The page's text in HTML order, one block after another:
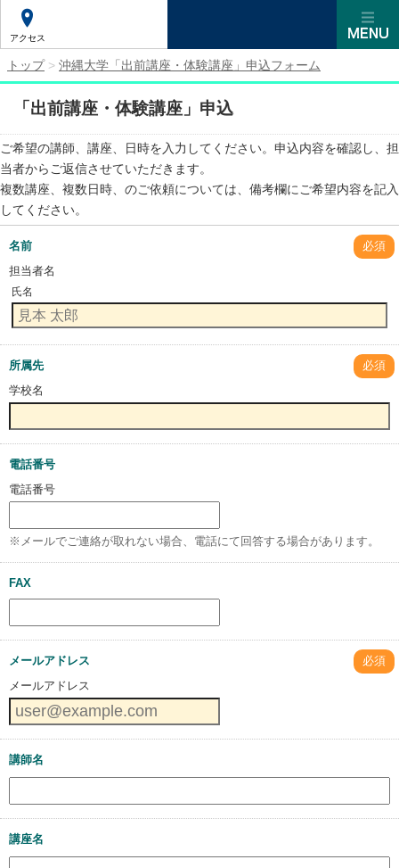
アクセス
トップ > 沖縄大学「出前講座・体験講座」申込フォーム
「出前講座・体験講座」申込
ご希望の講師、講座、日時を入力してください。申込内容を確認し、担
当者からご返信させていただきます。
複数講座、複数日時、のご依頼については、備考欄にご希望内容を記入
してください。
名前
必須
担当者名
氏名
所属先
必須
学校名
電話番号
電話番号
※メールでご連絡が取れない場合、電話にて回答する場合があります。
FAX
メールアドレス
必須
メールアドレス
講師名
講座名